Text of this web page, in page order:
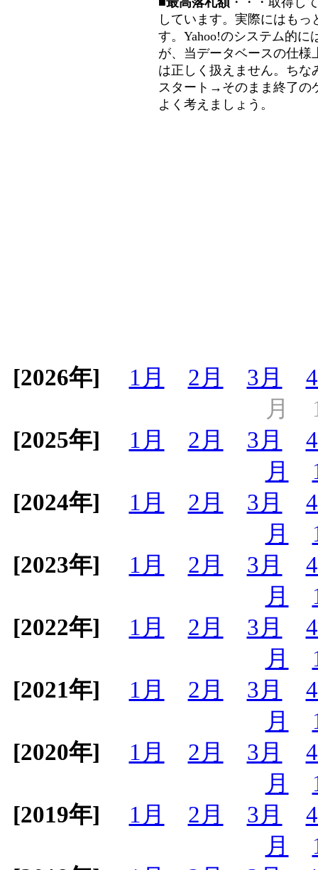
しています。実際にはも
す。Yahoo!のシステム的に
が、当データベースの仕様
は正しく扱えません。ちな
スタート→そのまま終了の
よく考えましょう。
[2026年] 1月 2月 3月
月
[2025年]
1月 2月 3月
月
[2024年]
1月 2月 3月
月
[2023年]
1月 2月 3月
月
[2022年]
1月 2月 3月
月
[2021年]
1月 2月 3月
月
[2020年]
1月 2月 3月
月
[2019年]
1月 2月 3月
月